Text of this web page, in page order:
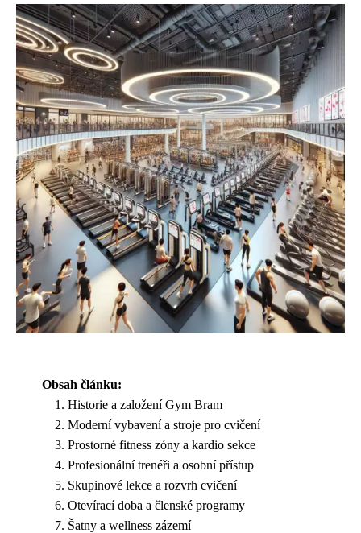
Obsah článku:
Historie a založení Gym Bram
Moderní vybavení a stroje pro cvičení
Prostorné fitness zóny a kardio sekce
Profesionální trenéři a osobní přístup
Skupinové lekce a rozvrh cvičení
Otevírací doba a členské programy
Šatny a wellness zázemí